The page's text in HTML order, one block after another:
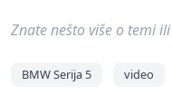
Znate nešto više o temi
BMW Serija 5 video